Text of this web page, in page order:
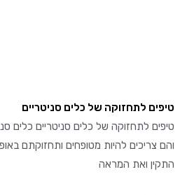
לתחזוקה של כלים סניטריים
לתחזוקה של כלים סניטריים כלים
להיות מטופחים ותחזוקתם באופן
ואת המראה